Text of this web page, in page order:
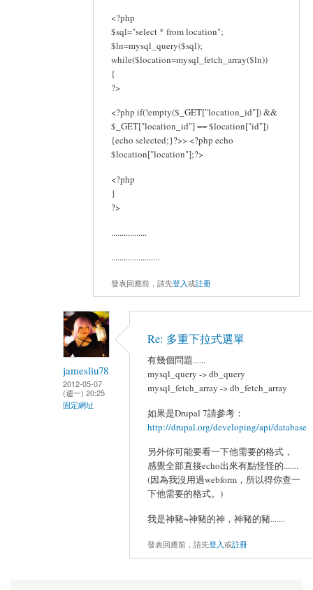
<?php
$sql="select * from location";
$ln=mysql_query($sql);
while($location=mysql_fetch_array($ln))
{
?>
<?php if(!empty($_GET["location_id"]) &&
$_GET["location_id"] == $location["id"])
{echo selected;}?>> <?php echo
$location["location"];?>
<?php
}
?>
.................
.......................
發表回應前，請先登入或註冊
jamesliu78
2012-05-07
(週一) 20:25
固定網址
Re: 多重下拉式選單
有幾個問題......
mysql_query -> db_query
mysql_fetch_array -> db_fetch_array
如果是Drupal 7請參考：
http://drupal.org/developing/api/database
另外你可能要看一下他需要的格式，
感覺全部直接echo出來有點怪怪的.......
(因為我沒用過webform，所以得你查一
下他需要的格式。)
我是神豬~神豬的神，神豬的豬.......
發表回應前，請先登入或註冊